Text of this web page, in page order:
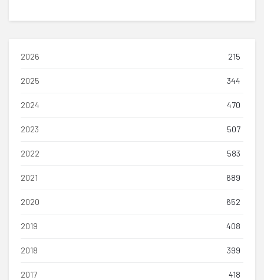
2026 215
2025 344
2024 470
2023 507
2022 583
2021 689
2020 652
2019 408
2018 399
2017 418